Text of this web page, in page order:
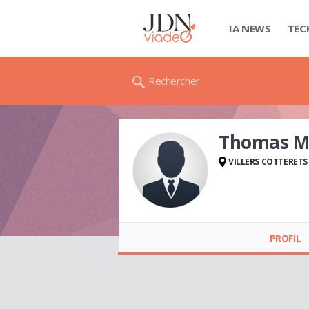
IA NEWS
Rechercher
Thomas
VILLERS COTTERETS
PROFIL